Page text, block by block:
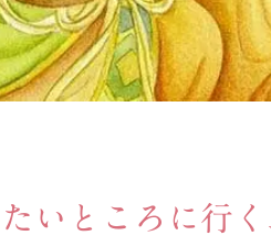
いところに行